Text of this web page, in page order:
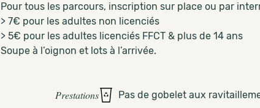
Pour tous les parcours, inscription sur place ou par
> 7€ pour les adultes non licenciés
> 5€ pour les adultes licenciés FFCT & plus de 14 ans
Soupe à l’oignon et lots à l’arrivée.
Prestations Pas de gobelet aux